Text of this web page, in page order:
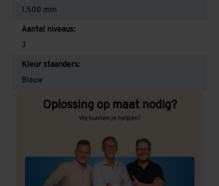
1.500 mm
Aantal niveaus:
3
Kleur staanders:
Blauw
Oplossing op maat nodig?
Wij kunnen je helpen!